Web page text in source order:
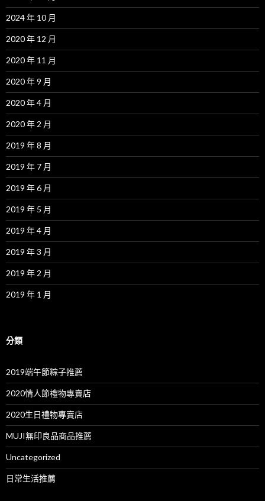
2024 年 10 月
2020 年 12 月
2020 年 11 月
2020 年 9 月
2020 年 4 月
2020 年 2 月
2019 年 8 月
2019 年 7 月
2019 年 6 月
2019 年 5 月
2019 年 4 月
2019 年 3 月
2019 年 2 月
2019 年 1 月
分類
2019端午節粽子推薦
2020情人節禮物專賣店
2020生日禮物專賣店
MUJI無印良品商品推薦
Uncategorized
日常生活推薦